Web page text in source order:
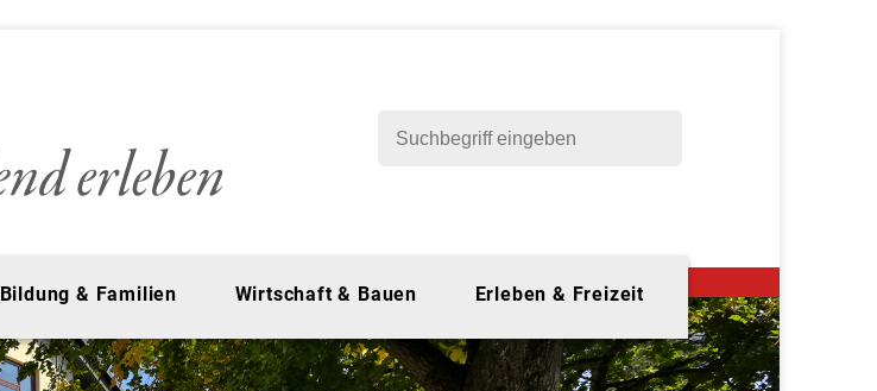
Bildung & Familien Wirtschaft & Bauen Erleben & Freizeit